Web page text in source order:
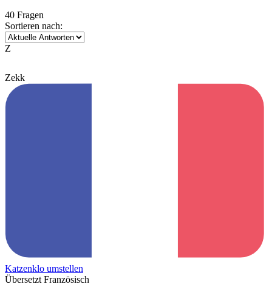
40 Fragen
Sortieren nach:
Z
Zekk
Katzenklo umstellen
Übersetzt Französisch